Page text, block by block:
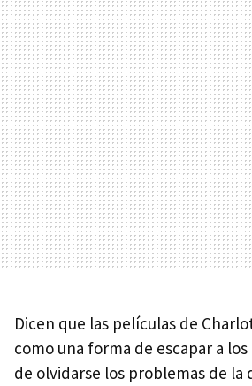
Dicen que las películas de
como una forma de escapar a
de olvidarse los problemas de la